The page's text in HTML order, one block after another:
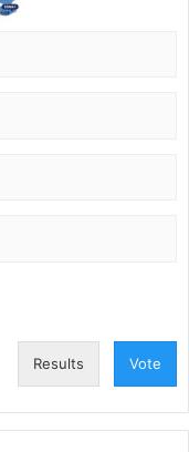
Results Vote